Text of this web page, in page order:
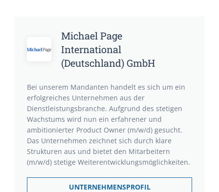
Michael Page
International
(Deutschland) GmbH
Bei unserem Mandanten handelt es sich um ein
erfolgreiches Unternehmen aus der
Dienstleistungsbranche. Aufgrund des stetigen
Wachstums wird nun ein erfahrener und
ambitionierter Product Owner (m/w/d) gesucht.
Das Unternehmen zeichnet sich durch klare
Strukturen aus und bietet den Mitarbeitern
(m/w/d) stetige Weiterentwicklungsmöglichkeiten.
UNTERNEHMENSPROFIL